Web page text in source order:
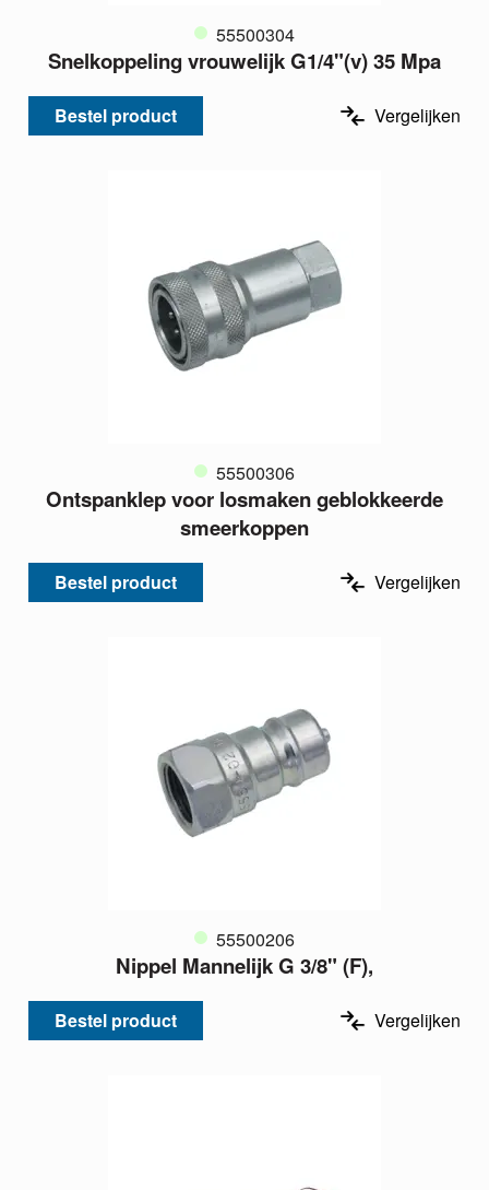
55500304
Snelkoppeling vrouwelijk G1/4"(v) 35 Mpa
Bestel product Vergelijken
55500306
Ontspanklep voor losmaken geblokkeerde
smeerkoppen
Bestel product Vergelijken
55500206
Nippel Mannelijk G 3/8" (F),
Bestel product Vergelijken